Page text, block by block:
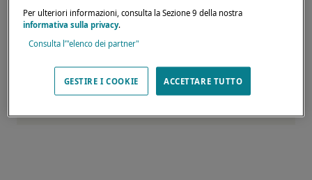
Per ulteriori informazioni, consulta la Sezione 9 della nostra
informativa sulla privacy.
Consulta l’"elenco dei partner"
GESTIRE I COOKIE ACCETTARE TUTTO